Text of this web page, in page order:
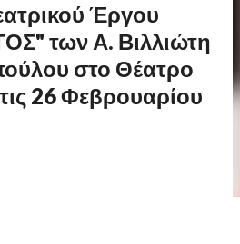
Έργου
των Α. Βιλλιώτη
στο Θέατρο
26 Φεβρουαρίου